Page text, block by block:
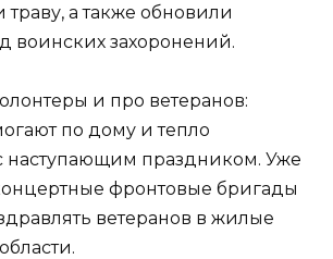
а также обновили
воинских захоронений.
и про ветеранов:
по дому и тепло
наступающим праздником. Уже
фронтовые бригады
ветеранов в жилые